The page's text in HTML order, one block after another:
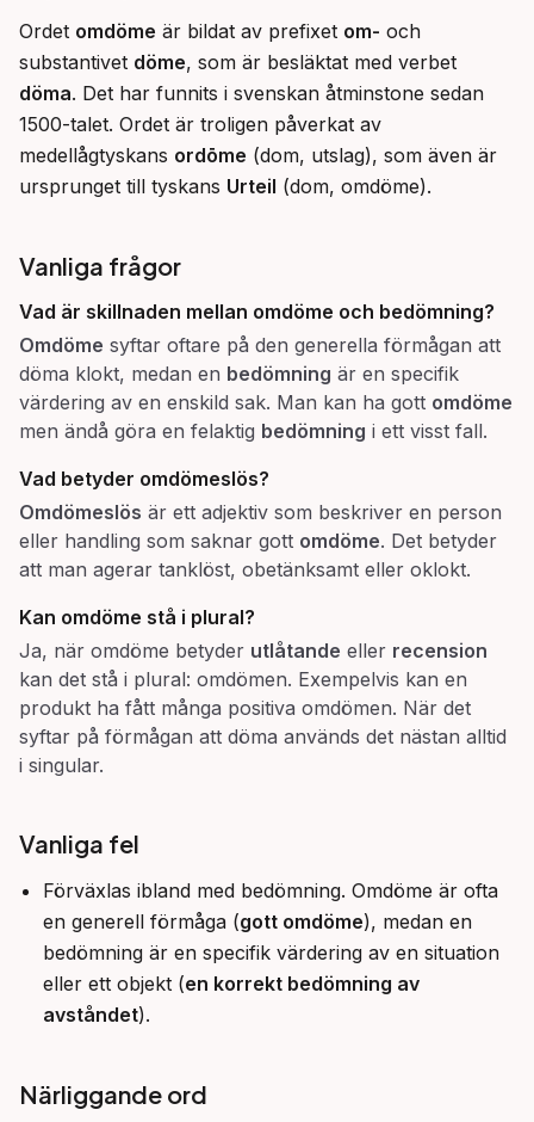
Ordet omdöme är bildat av prefixet om- och
substantivet döme
döma. Det har funnits i svenskan åtminstone sedan
1500-talet. Ordet är troligen påverkat av
medellågtyskans ordōme (dom, utslag), som även är
ursprunget till tyskans Urteil (dom, omdöme).
Vanliga frågor
Vad är skillnaden mellan omdöme och bedömning?
Omdöme syftar oftare på den generella förmågan att
döma klokt, medan en bedömning är en specifik
värdering av en enskild sak. Man kan ha gott omdöme
men ändå göra en felaktig bedömning i ett visst fall.
Vad betyder omdömeslös?
Omdömeslös är ett adjektiv som beskriver en person
eller handling som saknar gott omdöme. Det betyder
att man agerar tanklöst, obetänksamt eller oklokt.
Kan omdöme stå i plural?
Ja, när omdöme betyder utlåtande eller recension
kan det stå i plural: omdömen. Exempelvis kan en
produkt ha fått många positiva omdömen. När det
syftar på förmågan att döma används det nästan alltid
i singular.
Vanliga fel
Förväxlas ibland med bedömning. Omdöme är ofta
en generell förmåga (gott omdöme), medan en
bedömning är en specifik värdering av en situation
eller ett objekt (en korrekt bedömning av
avståndet).
Närliggande ord